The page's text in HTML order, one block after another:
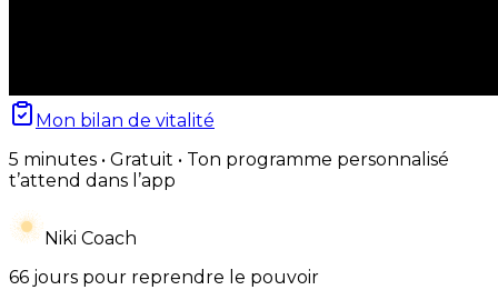
Mon bilan de vitalité
5 minutes • Gratuit • Ton programme personnalisé
t’attend dans l’app
Niki Coach
66 jours pour reprendre le pouvoir